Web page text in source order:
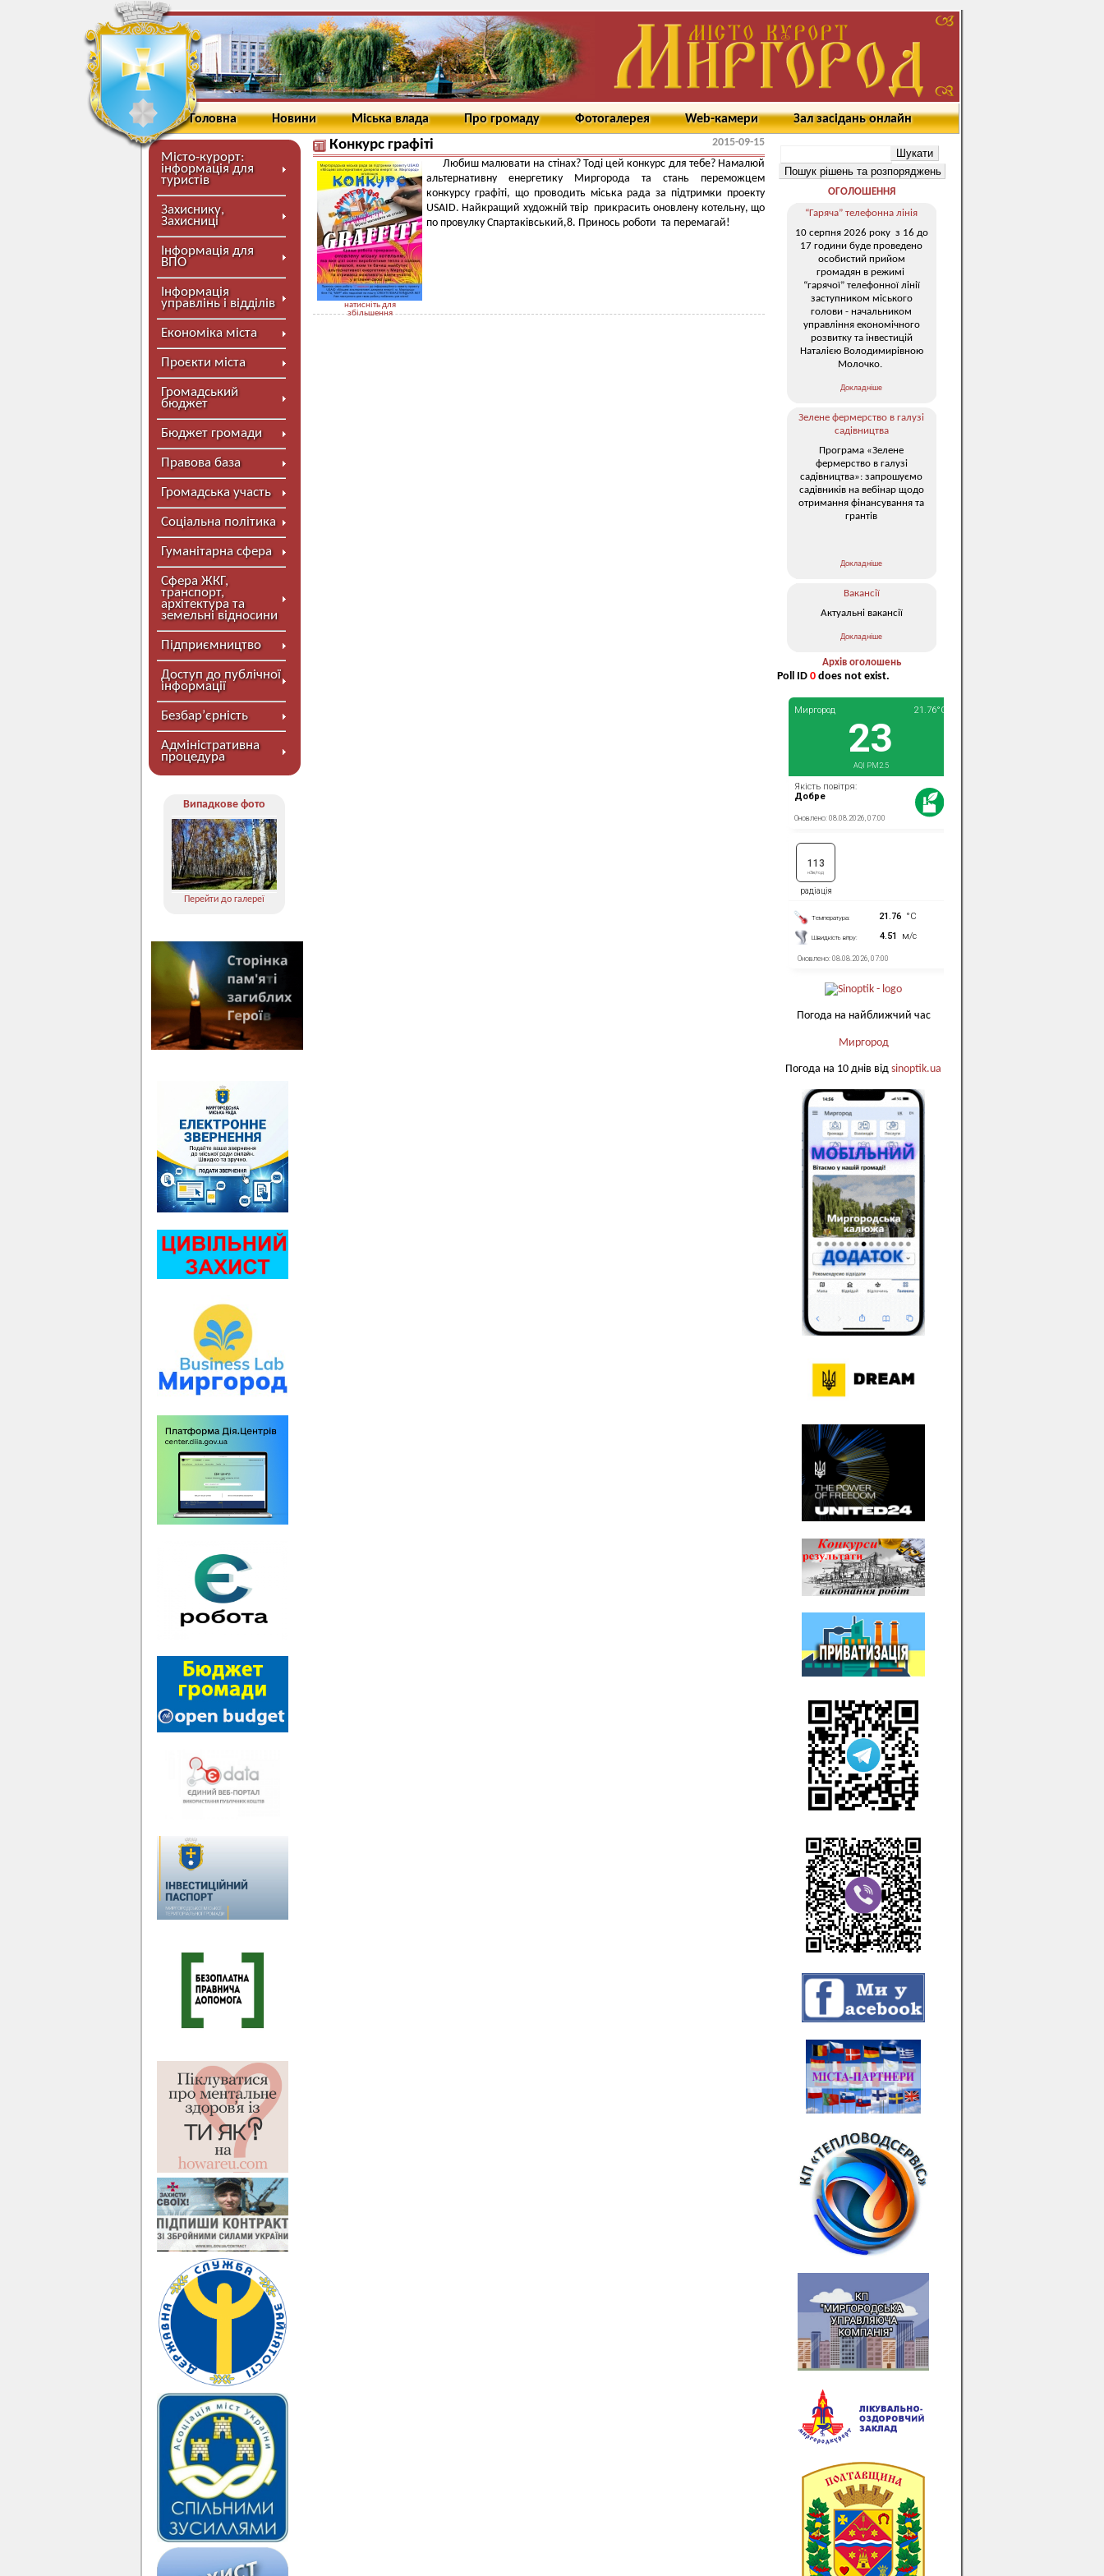
Головна Новини Міська влада Про громаду Фотогалерея Web-камери Зал засідань онлайн
Місто-курорт:
інформація для
туристів
Захиснику,
Захисниці
Інформація для
ВПО
Інформація
управлінь і відділів
Економіка міста
Проєкти міста
Громадський
бюджет
Бюджет громади
Правова база
Громадська участь
Соціальна політика
Гуманітарна сфера
Сфера ЖКГ,
транспорт,
архітектура та
земельні відносини
Підприємництво
Доступ до публічної
інформації
Безбар’єрність
Адміністративна
процедура
Випадкове фото
Перейти до галереї
Конкурс графіті 2015-09-15
натисніть для
збільшення
Любиш малювати на стінах? Тоді цей конкурс для тебе? Намалюй
альтернативну енергетику Миргорода та стань переможцем
конкурсу графіті, що проводить міська рада за підтримки проекту
USAID. Найкращий художній твір прикрасить оновлену котельну, що
по провулку Спартаківський,8. Принось роботи та перемагай!
ОГОЛОШЕННЯ
“Гаряча” телефонна лінія
10 серпня 2026 року з 16 до
17 години буде проведено
особистий прийом
громадян в режимі
“гарячої” телефонної лінії
заступником міського
голови - начальником
управління економічного
розвитку та інвестицій
Наталією Володимирівною
Молочко.
Докладніше
Зелене фермерство в галузі
садівництва
Програма «Зелене
фермерство в галузі
садівництва»: запрошуємо
садівників на вебінар щодо
отримання фінансування та
грантів
Докладніше
Вакансії
Актуальні вакансії
Докладніше
Архів оголошень
Poll ID 0 does not exist.
Погода на найближчий час
Миргород
Погода на 10 днів від sinoptik.ua